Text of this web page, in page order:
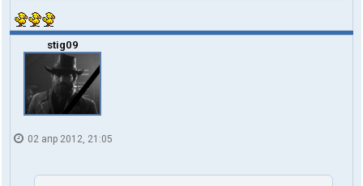
stig09
02 апр 2012, 21:05